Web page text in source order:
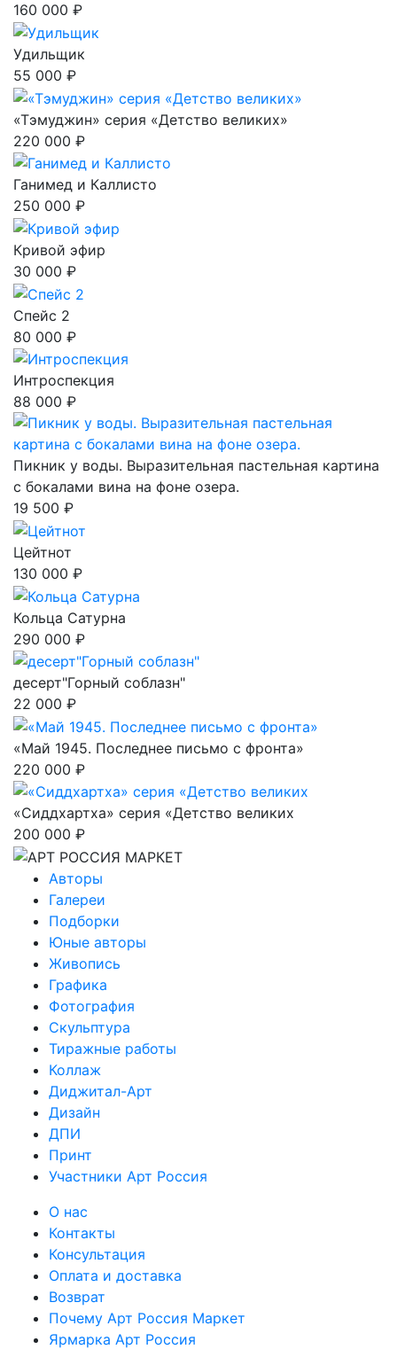
160 000 ₽
Удильщик
55 000 ₽
«Тэмуджин» серия «Детство великих»
220 000 ₽
Ганимед и Каллисто
250 000 ₽
Кривой эфир
30 000 ₽
Спейс 2
80 000 ₽
Интроспекция
88 000 ₽
Пикник у воды. Выразительная пастельная картина
с бокалами вина на фоне озера.
19 500 ₽
Цейтнот
130 000 ₽
Кольца Сатурна
290 000 ₽
десерт"Горный соблазн"
22 000 ₽
«Май 1945. Последнее письмо с фронта»
220 000 ₽
«Сиддхартха» серия «Детство великих
200 000 ₽
Авторы
Галереи
Подборки
Юные авторы
Живопись
Графика
Фотография
Скульптура
Тиражные работы
Коллаж
Диджитал-Арт
Дизайн
ДПИ
Принт
Участники Арт Россия
О нас
Контакты
Консультация
Оплата и доставка
Возврат
Почему Арт Россия Маркет
Ярмарка Арт Россия